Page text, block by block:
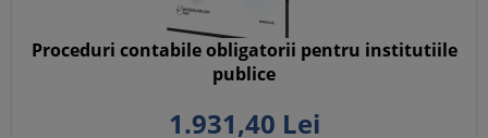
Proceduri contabile obligatorii pentru institutiile
publice
1.931,40 Lei